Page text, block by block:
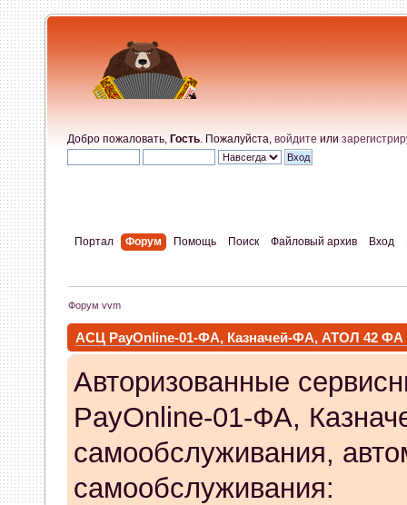
Добро пожаловать, Гость . Пожалуйста, войдите или
Портал Форум Помощь Поиск Файловый архив Вход
Форум vvm
АСЦ PayOnline-01-ФА, Казначей-ФА, АТОЛ 42 ФА
Авторизованные
PayOnline-01-ФА,
самообслуживания,
самообслуживания: